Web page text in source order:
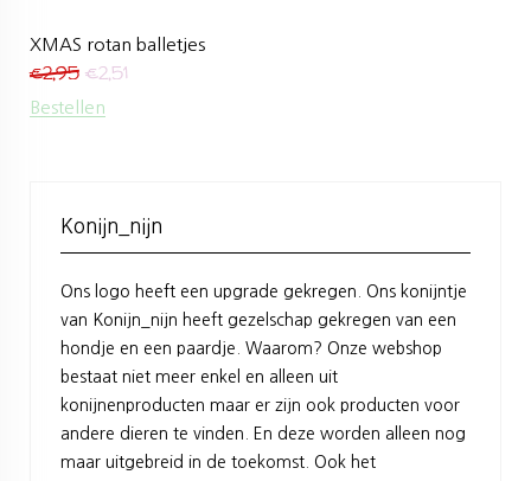
XMAS rotan balletjes
€2,95 €2,51
Bestellen
Konijn_nijn
Ons logo heeft een upgrade gekregen. Ons konijntje
van Konijn_nijn heeft gezelschap gekregen van een
hondje en een paardje. Waarom? Onze webshop
bestaat niet meer enkel en alleen uit
konijnenproducten maar er zijn ook producten voor
andere dieren te vinden. En deze worden alleen nog
maar uitgebreid in de toekomst. Ook het